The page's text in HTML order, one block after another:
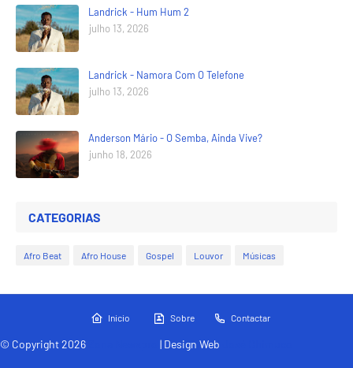
Landrick - Hum Hum 2
julho 13, 2026
Landrick - Namora Com O Telefone
julho 13, 2026
Anderson Mário - O Semba, Ainda Vive?
junho 18, 2026
CATEGORIAS
Afro Beat Afro House Gospel Louvor Músicas
Inicio Sobre Contactar
© Copyright 2026 | Design Web